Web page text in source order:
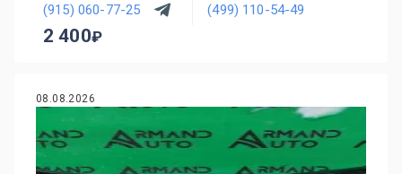
(915) 060-77-25 (499) 110-54-49
2 400
08.08.2026